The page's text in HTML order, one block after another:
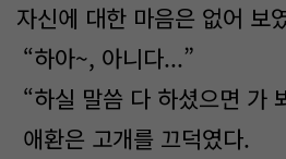
자신에 대한 마음은 없어 보
“하아~, 아니다...”
“하실 말씀 다 하셨으면 가
애환은 고개를 끄덕였다.